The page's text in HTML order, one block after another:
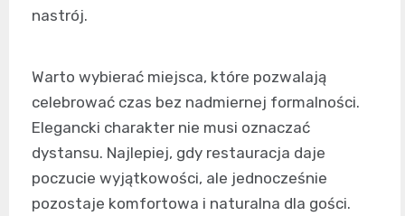
nastrój.
Warto wybierać miejsca, które pozwalają
celebrować czas bez nadmiernej formalności.
Elegancki charakter nie musi oznaczać
dystansu. Najlepiej, gdy restauracja daje
poczucie wyjątkowości, ale jednocześnie
pozostaje komfortowa i naturalna dla gości.